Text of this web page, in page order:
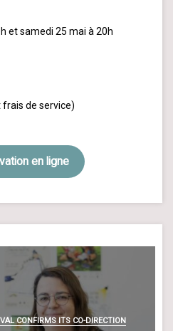
et samedi 25 mai à 20h
frais de service)
en ligne
CONFIRMS ITS CO-DIRECTION